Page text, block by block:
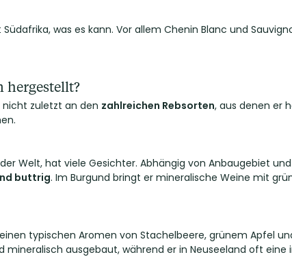
was es kann. Vor allem Chenin Blanc und
hergestellt?
nicht zuletzt an den zahlreichen Rebsorten, aus denen er
Welt, hat viele Gesichter. Abhängig von Anbaugebiet
buttrig. Im Burgund bringt er mineralische Weine mit
typischen Aromen von Stachelbeere, grünem Apfel
mineralisch ausgebaut, während er in Neuseeland oft